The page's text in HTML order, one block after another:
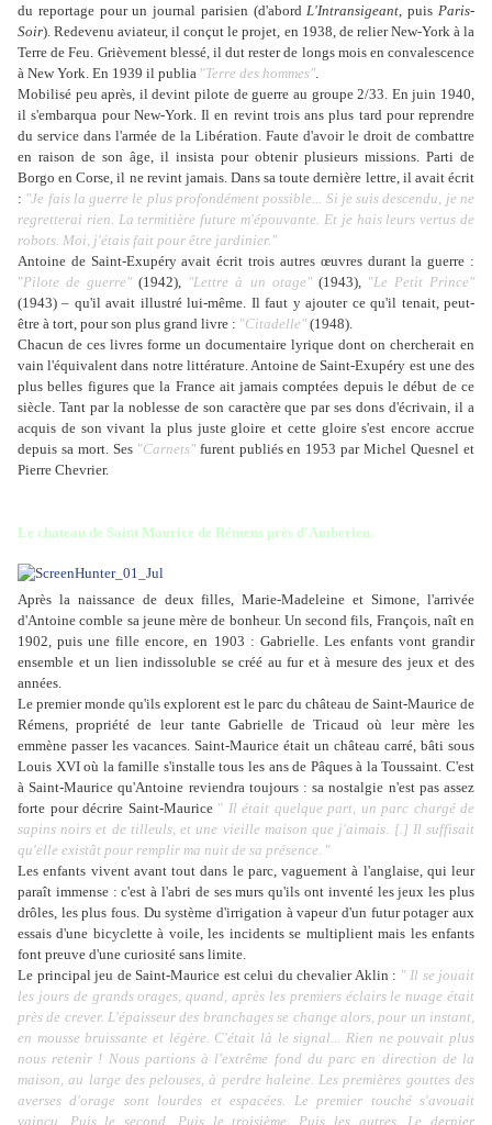
du reportage pour un journal parisien (d'abordL'Intransigeant, puisParis-
Soir). Redevenu aviateur, il conçut le projet, en 1938, de relier New-York à la
Terre de Feu. Grièvement blessé, il dut rester de longs mois en convalescence
à New York. En 1939 il publia "Terre des hommes".
Mobilisé peu après, il devint pilote de guerre au groupe 2/33. En juin 1940,
il s'embarqua pour New-York. Il en revint trois ans plus tard pour reprendre
du service dans l'armée de la Libération. Faute d'avoir le droit de combattre
en raison de son âge, il insista pour obtenir plusieurs missions. Parti de
Borgo en Corse, il ne revint jamais. Dans sa toute dernière lettre, il avait écrit
: "Je fais la guerre le plus profondément possible... Si je suis descendu, je ne
regretterai rien. La termitière future m'épouvante. Et je hais leurs vertus de
robots. Moi, j'étais fait pour être jardinier."
Antoine de Saint-Exupéry avait écrit trois autres œuvres durant la guerre :
"Pilote de guerre" (1942), "Lettre à un otage" (1943), "Le Petit Prince"
(1943) – qu'il avait illustré lui-même. Il faut y ajouter ce qu'il tenait, peut-
être à tort, pour son plus grand livre : "Citadelle" (1948).
Chacun de ces livres forme un documentaire lyrique dont on chercherait en
vain l'équivalent dans notre littérature. Antoine de Saint-Exupéry est une des
plus belles figures que la France ait jamais comptées depuis le début de ce
siècle. Tant par la noblesse de son caractère que par ses dons d'écrivain, il a
acquis de son vivant la plus juste gloire et cette gloire s'est encore accrue
depuis sa mort. Ses"Carnets"furent publiés en 1953 par Michel Quesnel et
Pierre Chevrier.
Le chateau de Saint Maurice de Rémens près d'Amberieu.
Après la naissance de deux filles, Marie-Madeleine et Simone, l'arrivée
d'Antoine comble sa jeune mère de bonheur. Un second fils, François, naît en
1902, puis une fille encore, en 1903 : Gabrielle. Les enfants vont grandir
ensemble et un lien indissoluble se créé au fur et à mesure des jeux et des
années.
Le premier monde qu'ils explorent est le parc du château de Saint-Maurice de
Rémens, propriété de leur tante Gabrielle de Tricaud où leur mère les
emmène passer les vacances. Saint-Maurice était un château carré, bâti sous
Louis XVI où la famille s'installe tous les ans de Pâques à la Toussaint. C'est
à Saint-Maurice qu'Antoine reviendra toujours : sa nostalgie n'est pas assez
forte pour décrire Saint-Maurice " Il était quelque part, un parc chargé de
sapins noirs et de tilleuls, et une vieille maison que j'aimais. [.] Il suffisait
qu'elle existât pour remplir ma nuit de sa présence. "
Les enfants vivent avant tout dans le parc, vaguement à l'anglaise, qui leur
paraît immense : c'est à l'abri de ses murs qu'ils ont inventé les jeux les plus
drôles, les plus fous. Du système d'irrigation à vapeur d'un futur potager aux
essais d'une bicyclette à voile, les incidents se multiplient mais les enfants
font preuve d'une curiosité sans limite.
Le principal jeu de Saint-Maurice est celui du chevalier Aklin : "Il se jouait
les jours de grands orages, quand, après les premiers éclairs le nuage était
près de crever. L'épaisseur des branchages se change alors, pour un instant,
en mousse bruissante et légère. C'était là le signal... Rien ne pouvait plus
nous retenir ! Nous partions à l'extrême fond du parc en direction de la
maison, au large des pelouses, à perdre haleine. Les premières gouttes des
averses d'orage sont lourdes et espacées. Le premier touché s'avouait
vaincu. Puis le second. Puis le troisième. Puis les autres. Le dernier